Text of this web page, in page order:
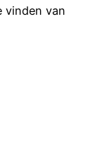
vinden van